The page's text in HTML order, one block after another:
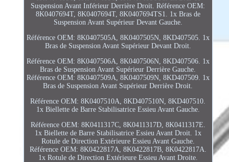
Suspension Avant Inférieur Derrière Droit. Référence OEM:
8K0407694T, 8K0407694T, 8K0407694TS1. 1x Bras de
Suspension Avant Supérieur Devant Gauche.
Référence OEM: 8K0407505A, 8K0407505N, 8KD407505. 1x
Bras de Suspension Avant Supérieur Devant Droit.
Référence OEM: 8K0407506A, 8K0407506N, 8KD407506. 1x
Bras de Suspension Avant Supérieur Derrière Gauche.
Référence OEM: 8K0407509A, 8K0407509N, 8KD407509. 1x
Bras de Suspension Avant Supérieur Derrière Droit.
Référence OEM: 8K0407510A, 8KD407510N, 8KD407510.
1x Biellette de Barre Stabilisatrice Essieu Avant Gauche.
Référence OEM: 8K0411317C, 8K0411317D, 8K0411317E.
1x Biellette de Barre Stabilisatrice Essieu Avant Droit. 1x
Rotule de Direction Extérieure Essieu Avant Gauche.
Référence OEM: 8K0422817A, 8K0422817B, 8K0422817A.
1x Rotule de Direction Extérieure Essieu Avant Droite.